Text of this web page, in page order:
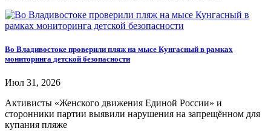
Во Владивостоке проверили пляж на мысе Кунгасный в рамках
мониторинга детской безопасности
Июл 31, 2026
Активисты «Женского движения Единой России» и
сторонники партии выявили нарушения на запрещённом для
купания пляже